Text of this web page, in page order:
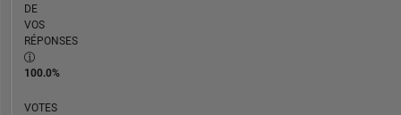
DE
VOS
RÉPONSES
100.0%
VOTES